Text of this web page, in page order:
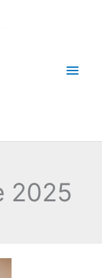
2025